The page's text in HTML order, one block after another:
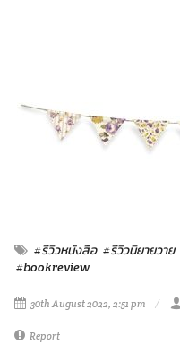
#รีวิวหนังสือ #รีวิวนิยายวาย
#bookreview
30th August 2022, 2:51 pm
Report